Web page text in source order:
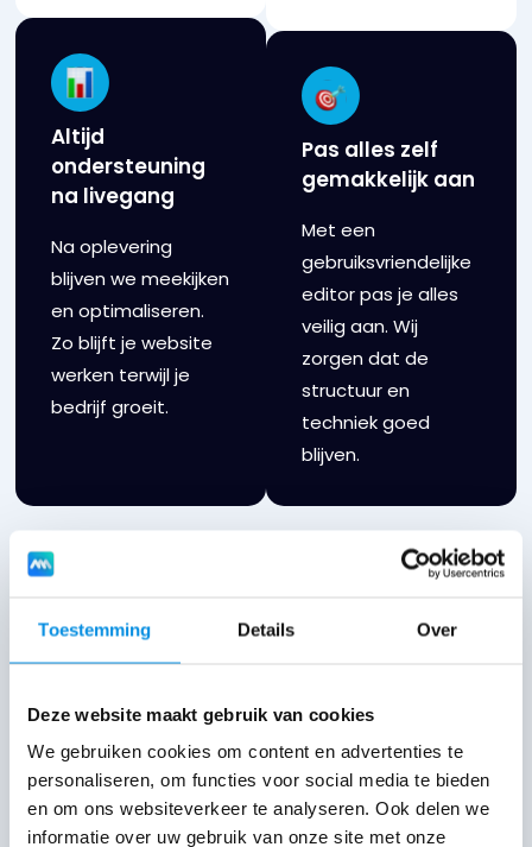
Toestemming Details Over
Deze website maakt gebruik van cookies
We gebruiken cookies om content en advertenties te
personaliseren, om functies voor social media te bieden
en om ons websiteverkeer te analyseren. Ook delen we
informatie over uw gebruik van onze site met onze
Altijd
ondersteuning
na livegang
Na oplevering
blijven we meekijken
en optimaliseren.
Zo blijft je website
werken terwijl je
bedrijf groeit.
Pas alles zelf
gemakkelijk aan
Met een
gebruiksvriendelijke
editor pas je alles
veilig aan. Wij
zorgen dat de
structuur en
techniek goed
blijven.
Vragen of
advies
nodig? Joep
helpt!
Iets niet duidelijk?
Neem contact op
Stel een
vraag